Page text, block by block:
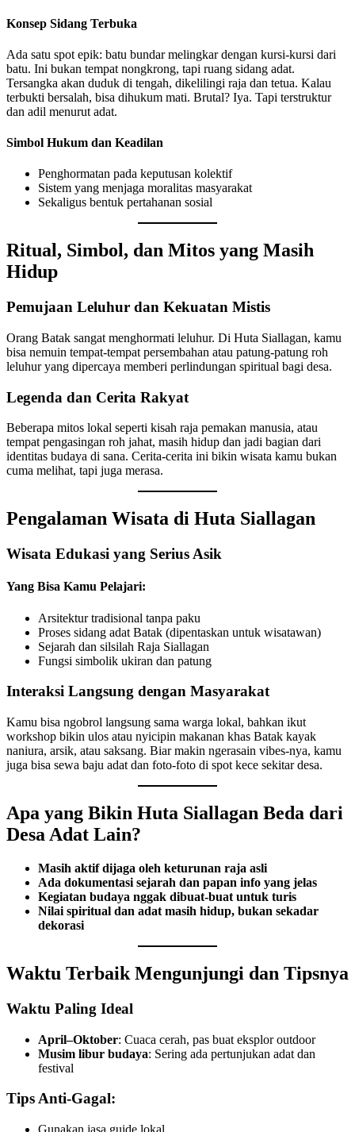
Konsep Sidang Terbuka
Ada satu spot epik: batu bundar melingkar dengan kursi-kursi dari
batu. Ini bukan tempat nongkrong, tapi ruang sidang adat.
Tersangka akan duduk di tengah, dikelilingi raja dan tetua. Kalau
terbukti bersalah, bisa dihukum mati. Brutal? Iya. Tapi terstruktur
dan adil menurut adat.
Simbol Hukum dan Keadilan
Penghormatan pada keputusan kolektif
Sistem yang menjaga moralitas masyarakat
Sekaligus bentuk pertahanan sosial
Ritual, Simbol, dan Mitos yang Masih
Hidup
Pemujaan Leluhur dan Kekuatan Mistis
Orang Batak sangat menghormati leluhur. Di Huta Siallagan, kamu
bisa nemuin tempat-tempat persembahan atau patung-patung roh
leluhur yang dipercaya memberi perlindungan spiritual bagi desa.
Legenda dan Cerita Rakyat
Beberapa mitos lokal seperti kisah raja pemakan manusia, atau
tempat pengasingan roh jahat, masih hidup dan jadi bagian dari
identitas budaya di sana. Cerita-cerita ini bikin wisata kamu bukan
cuma melihat, tapi juga merasa.
Pengalaman Wisata di Huta Siallagan
Wisata Edukasi yang Serius Asik
Yang Bisa Kamu Pelajari:
Arsitektur tradisional tanpa paku
Proses sidang adat Batak (dipentaskan untuk wisatawan)
Sejarah dan silsilah Raja Siallagan
Fungsi simbolik ukiran dan patung
Interaksi Langsung dengan Masyarakat
Kamu bisa ngobrol langsung sama warga lokal, bahkan ikut
workshop bikin ulos atau nyicipin makanan khas Batak kayak
naniura, arsik, atau saksang. Biar makin ngerasain vibes-nya, kamu
juga bisa sewa baju adat dan foto-foto di spot kece sekitar desa.
Apa yang Bikin Huta Siallagan Beda dari
Desa Adat Lain?
Masih aktif dijaga oleh keturunan raja asli
Ada dokumentasi sejarah dan papan info yang jelas
Kegiatan budaya nggak dibuat-buat untuk turis
Nilai spiritual dan adat masih hidup, bukan sekadar
dekorasi
Waktu Terbaik Mengunjungi dan Tipsnya
Waktu Paling Ideal
April–Oktober: Cuaca cerah, pas buat eksplor outdoor
Musim libur budaya: Sering ada pertunjukan adat dan
festival
Tips Anti-Gagal:
Gunakan jasa guide lokal